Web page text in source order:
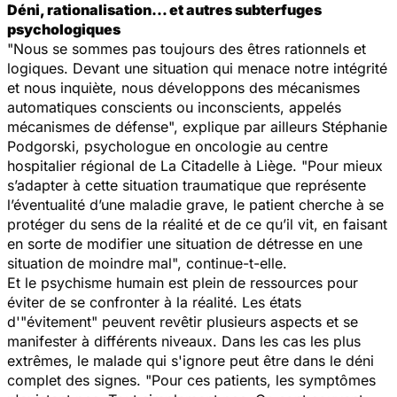
Déni, rationalisation… et autres subterfuges
psychologiques
"Nous se sommes pas toujours des êtres rationnels et
logiques. Devant une situation qui menace notre intégrité
et nous inquiète, nous développons des mécanismes
automatiques conscients ou inconscients, appelés
mécanismes de défense", explique par ailleurs Stéphanie
Podgorski, psychologue en oncologie au centre
hospitalier régional de La Citadelle à Liège. "Pour mieux
s’adapter à cette situation traumatique que représente
l’éventualité d’une maladie grave, le patient cherche à se
protéger du sens de la réalité et de ce qu’il vit, en faisant
en sorte de modifier une situation de détresse en une
situation de moindre mal", continue-t-elle.
Et le psychisme humain est plein de ressources pour
éviter de se confronter à la réalité. Les états
d'"évitement" peuvent revêtir plusieurs aspects et se
manifester à différents niveaux. Dans les cas les plus
extrêmes, le malade qui s'ignore peut être dans le déni
complet des signes. "Pour ces patients, les symptômes